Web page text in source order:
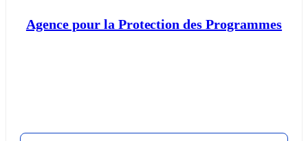
Agence pour la Protection des Programmes